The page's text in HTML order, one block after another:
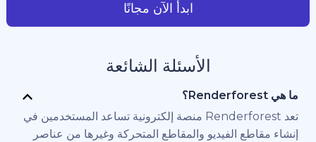
ابدأ الآن مجانًا
الأسئلة الشائعة
تعد Renderforest منصة إلكترونية تساعد المستخدمين في
الفيديو والمقاطع المتحركة وغيرها من عناصر